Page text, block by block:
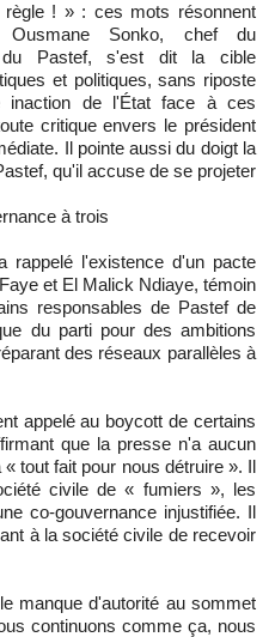
! » : ces mots résonnent
Ousmane Sonko, chef du
du Pastef, s'est dit la cible
et politiques, sans riposte
inaction de l'État face à ces
critique envers le président
Il pointe aussi du doigt la
qu'il accuse de se projeter
à trois
rappelé l'existence d'un pacte
et El Malick Ndiaye, témoin
responsables de Pastef de
du parti pour des ambitions
des réseaux parallèles à
appelé au boycott de certains
que la presse n'a aucun
tout fait pour nous détruire ». Il
civile de « fumiers », les
co-gouvernance injustifiée. Il
à la société civile de recevoir
manque d'autorité au sommet
continuons comme ça, nous